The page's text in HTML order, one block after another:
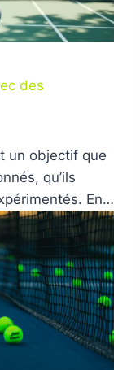
des
un objectif que
qu’ils
En…